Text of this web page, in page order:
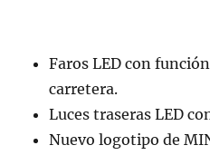
Faros LED con
carretera.
Luces traseras LED
Nuevo logotipo de